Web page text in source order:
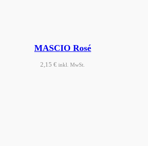
MASCIO Rosé
2,15€ inkl. MwSt.